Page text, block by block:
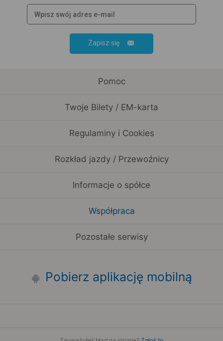
Zapisz się
Pomoc
Twoje Bilety / EM-karta
Regulaminy i Cookies
Rozkład jazdy / Przewoźnicy
Informacje o spółce
Współpraca
Pozostałe serwisy
Pobierz aplikację mobilną